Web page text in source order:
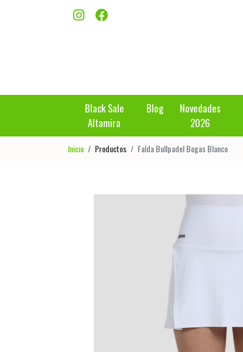
Black Sale
Altamira
Blog
Novedades
2026
Inicio Productos Falda Bullpadel Bogas Blanco